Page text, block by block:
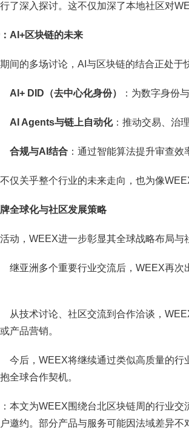
了深入探讨。这不仅加深了本地社区对
AI+区块链的未来
间的多场讨论，AI与区块链的结合正处于
AI+ DID （去中心化身份） ：为数字身份
AI Agents与链上自动化：推动交易、治
合规与AI 结合 ：通过智能算法提升审查
仅关乎整个行业的未来走向，也为像
全球化与社区发展策略
动，WEEX进一步彰显其全球战略布局与
个重要行业交流后，WEEX再次出现
论、社区交流到合作洽谈，WEEX
产品营销。
将继续通过类似高质量的行业参
全球合作契机。
本文为WEEX围绕台北区块链周的行业
邀约。部分产品与服务可能因法域差异不